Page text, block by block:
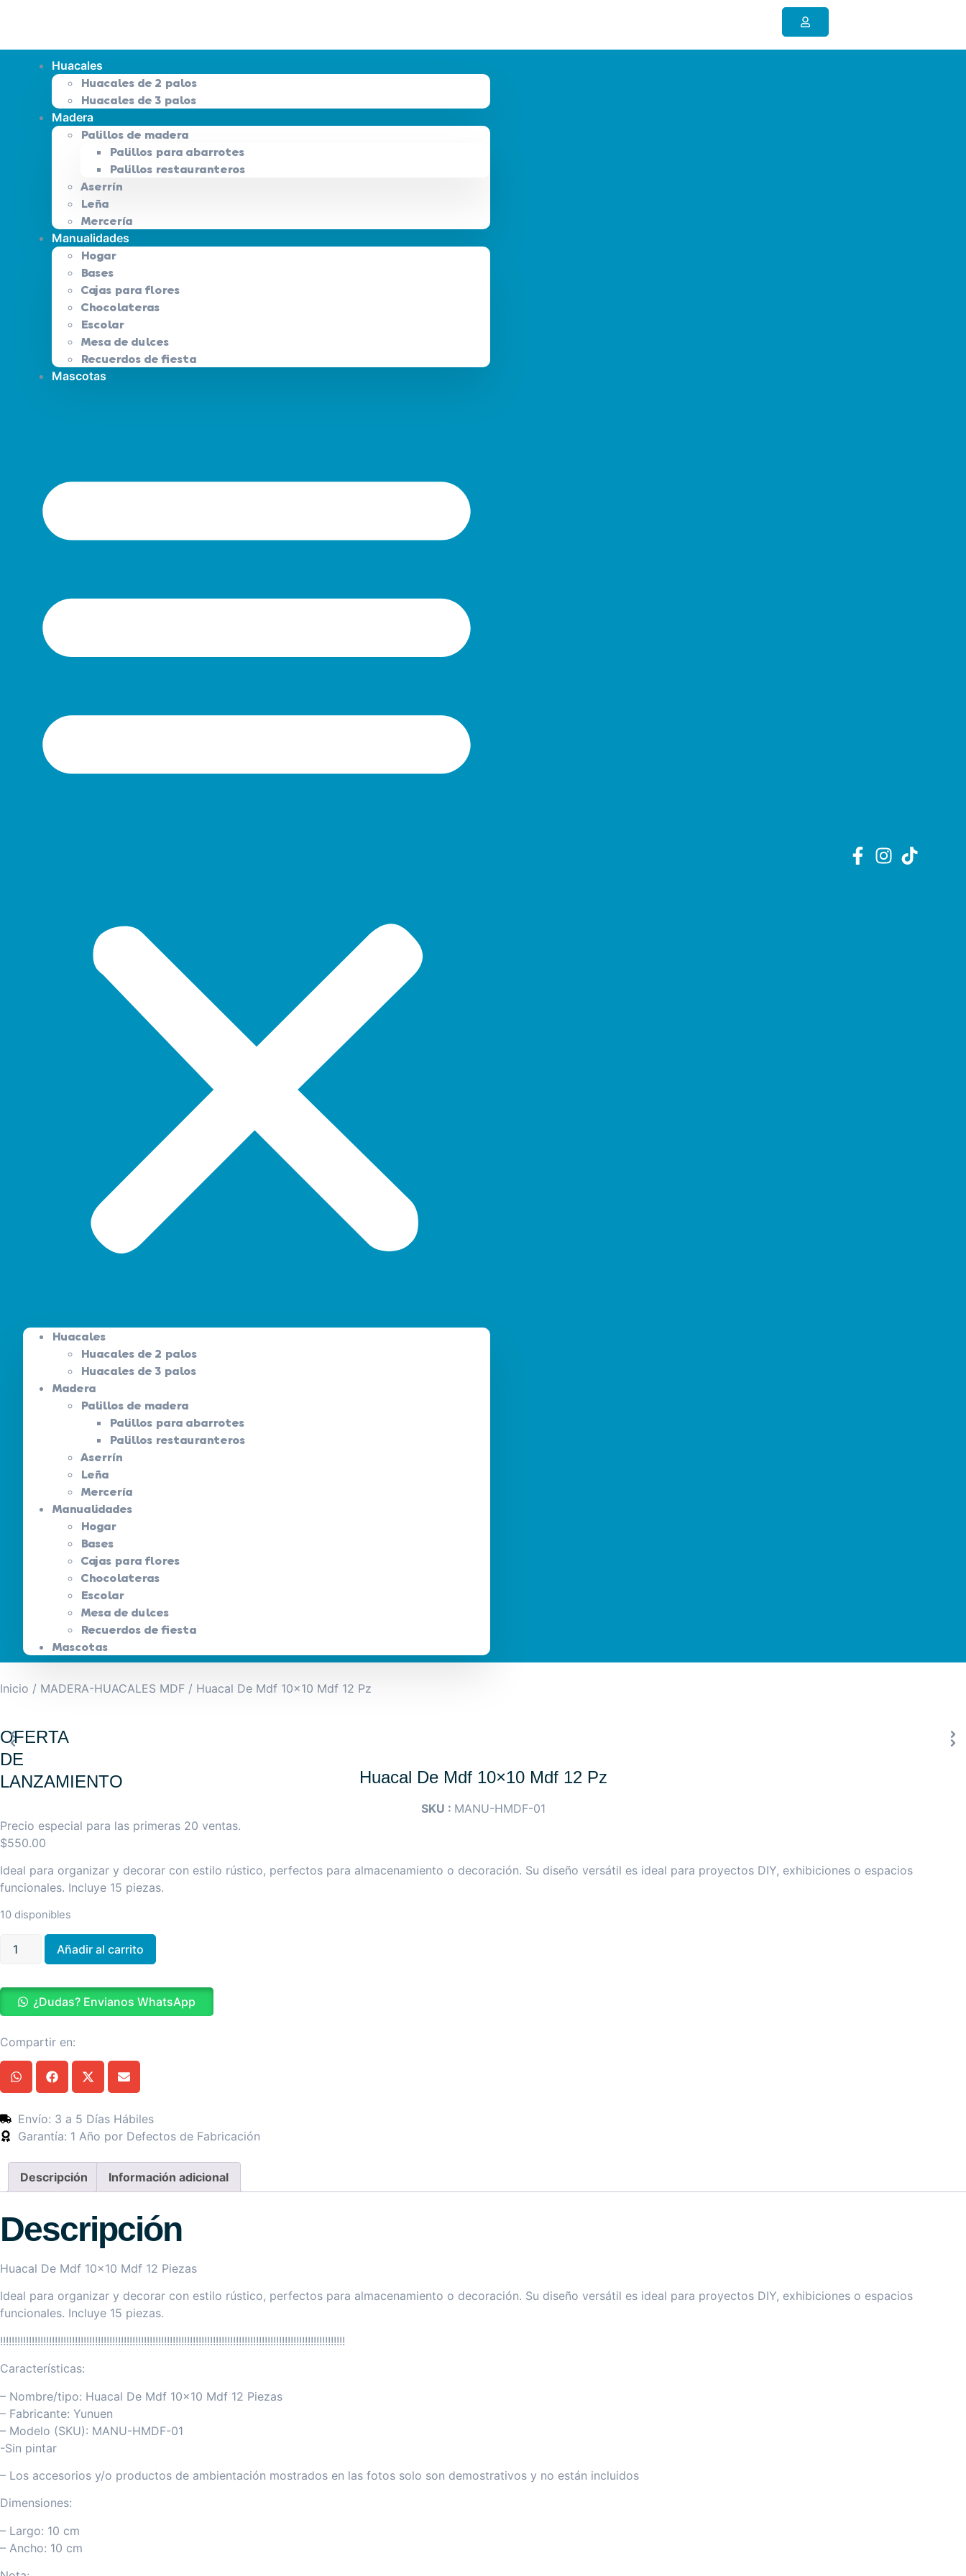
Huacales
Huacales de 2 palos
Huacales de 3 palos
Madera
Palillos de madera
Palillos para abarrotes
Palillos restauranteros
Aserrín
Leña
Mercería
Manualidades
Hogar
Bases
Cajas para flores
Chocolateras
Escolar
Mesa de dulces
Recuerdos de fiesta
Mascotas
Huacales
Huacales de 2 palos
Huacales de 3 palos
Madera
Palillos de madera
Palillos para abarrotes
Palillos restauranteros
Aserrín
Leña
Mercería
Manualidades
Hogar
Bases
Cajas para flores
Chocolateras
Escolar
Mesa de dulces
Recuerdos de fiesta
Mascotas
Inicio / MADERA-HUACALES MDF / Huacal De Mdf 10×10 Mdf 12 Pz
OFERTA
DE
LANZAMIENTO
Huacal De Mdf 10×10 Mdf 12 Pz
SKU : MANU-HMDF-01
Precio especial para las primeras 20 ventas.
$550.00
Ideal para organizar y decorar con estilo rústico, perfectos para almacenamiento o decoración. Su diseño versátil es ideal para proyectos DIY, exhibiciones o espacios
funcionales. Incluye 15 piezas.
10 disponibles
Añadir al carrito
¿Dudas? Envianos WhatsApp
Compartir en:
Envío: 3 a 5 Días Hábiles
Garantía: 1 Año por Defectos de Fabricación
Descripción Información adicional
Descripción
Huacal De Mdf 10×10 Mdf 12 Piezas
Ideal para organizar y decorar con estilo rústico, perfectos para almacenamiento o decoración. Su diseño versátil es ideal para proyectos DIY, exhibiciones o espacios
funcionales. Incluye 15 piezas.
!!!!!!!!!!!!!!!!!!!!!!!!!!!!!!!!!!!!!!!!!!!!!!!!!!!!!!!!!!!!!!!!!!!!!!!!!!!!!!!!!!!!!!!!!!!!!!!!!!!!!!!!!!!!!!!!!!!!!!!!
Características:
– Nombre/tipo: Huacal De Mdf 10×10 Mdf 12 Piezas
– Fabricante: Yunuen
– Modelo (SKU): MANU-HMDF-01
-Sin pintar
– Los accesorios y/o productos de ambientación mostrados en las fotos solo son demostrativos y no están incluidos
Dimensiones:
– Largo: 10 cm
– Ancho: 10 cm